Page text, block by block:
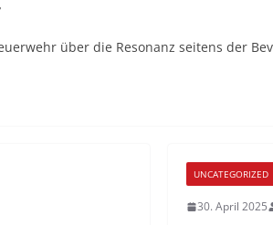
über die Resonanz seitens der
UNCATEGORIZED
30. April 2025